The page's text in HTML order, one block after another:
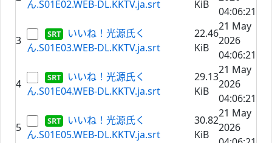
ん.S01E02.WEB-DL.KKTV.ja.srt
KiB
04:06:21
3
いいね！光源氏く
ん.S01E03.WEB-DL.KKTV.ja.srt
22.46
KiB
21 May
2026
04:06:21
4
いいね！光源氏く
ん.S01E04.WEB-DL.KKTV.ja.srt
29.13
KiB
21 May
2026
04:06:21
5
いいね！光源氏く
ん.S01E05.WEB-DL.KKTV.ja.srt
30.82
KiB
21 May
2026